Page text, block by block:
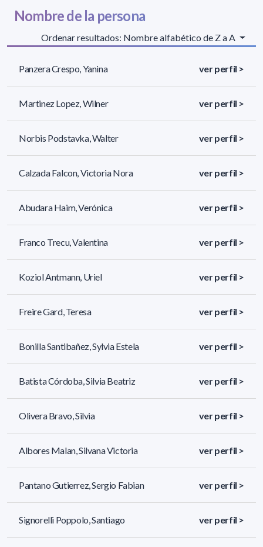
Nombre de la persona
Ordenar resultados: Nombre alfabético de Z a A
Panzera Crespo, Yanina ver perfil >
Martinez Lopez, Wilner ver perfil >
Norbis Podstavka, Walter ver perfil >
Calzada Falcon, Victoria Nora ver perfil >
Abudara Haim, Verónica ver perfil >
Franco Trecu, Valentina ver perfil >
Koziol Antmann, Uriel ver perfil >
Freire Gard, Teresa ver perfil >
Bonilla Santibañez, Sylvia Estela ver perfil >
Batista Córdoba, Silvia Beatriz ver perfil >
Olivera Bravo, Silvia ver perfil >
Albores Malan, Silvana Victoria ver perfil >
Pantano Gutierrez, Sergio Fabian ver perfil >
Signorelli Poppolo, Santiago ver perfil >